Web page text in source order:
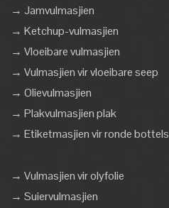
→ Jamvulmasjien
→ Ketchup-vulmasjien
→ Vloeibare vulmasjien
→ Vulmasjien vir vloeibare seep
→ Olievulmasjien
→ Plakvulmasjien plak
→ Etiketmasjien vir ronde bottels
→ Vulmasjien vir olyfolie
→ Suiervulmasjien